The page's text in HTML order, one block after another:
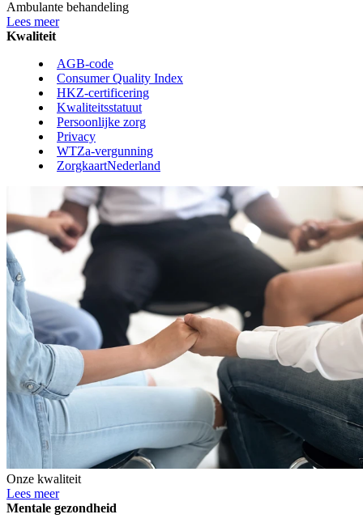
Ambulante behandeling
Lees meer
Kwaliteit
AGB-code
Consumer Quality Index
HKZ-certificering
Kwaliteitsstatuut
Persoonlijke zorg
Privacy
WTZa-vergunning
ZorgkaartNederland
Onze kwaliteit
Lees meer
Mentale gezondheid